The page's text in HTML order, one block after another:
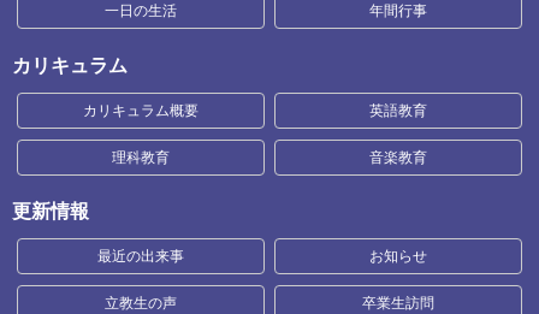
一日の生活 年間行事
カリキュラム
カリキュラム概要 英語教育
理科教育 音楽教育
更新情報
最近の出来事 お知らせ
立教生の声 卒業生訪問